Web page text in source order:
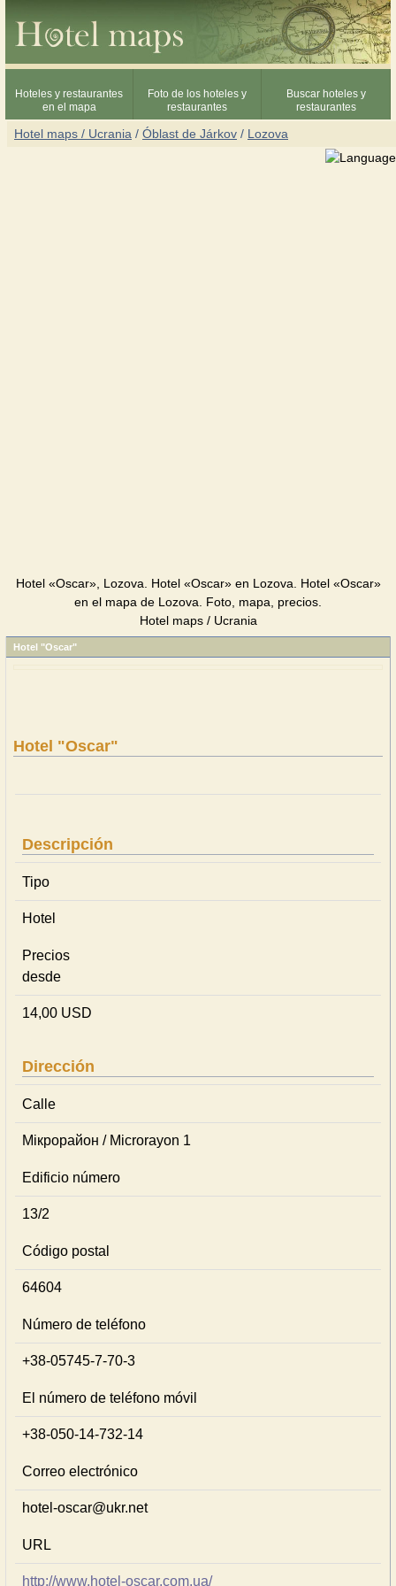
Hoteles y restaurantes
en el mapa
Foto de los hoteles y
restaurantes
Buscar hoteles y
restaurantes
Hotel maps / Ucrania / Óblast de Járkov / Lozova
Hotel «Oscar», Lozova. Hotel «Oscar» en Lozova. Hotel «Oscar»
en el mapa de Lozova. Foto, mapa, precios.
Hotel maps / Ucrania
Hotel "Oscar"
Hotel "Oscar"
Descripción
Tipo
Hotel
Precios
desde
14,00 USD
Dirección
Calle
Мікрорайон / Microrayon 1
Edificio número
13/2
Código postal
64604
Número de teléfono
+38-05745-7-70-3
El número de teléfono móvil
+38-050-14-732-14
Correo electrónico
hotel-oscar@ukr.net
URL
http://www.hotel-oscar.com.ua/